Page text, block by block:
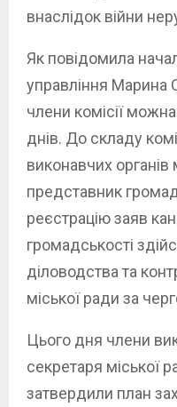
внаслідок війни
Як повідомила
управління Марина
члени комісії
днів. До складу
виконавчих органів
представник
реєстрацію заяв
громадськості
діловодства та
міської ради за
Цього дня члени
секретаря міської
затвердили план